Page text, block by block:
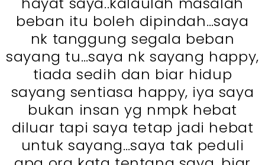
beban itu boleh dipindah…saya
nk tanggung segala beban
sayang tu…saya nk sayang happy,
tiada sedih dan biar hidup
sayang sentiasa happy, iya saya
bukan insan yg nmpk hebat
diluar tapi saya tetap jadi hebat
untuk sayang…saya tak peduli